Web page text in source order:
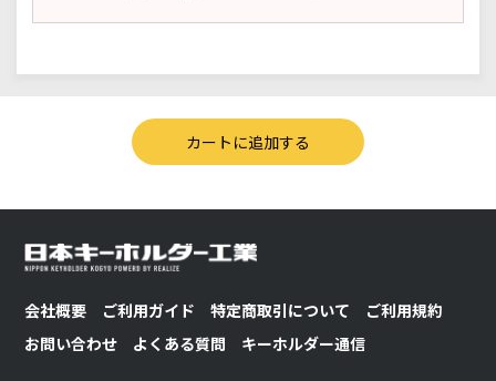
会社概要 ご利用ガイド 特定商取引について
ご利用規約
お問い合わせ
よくある質問 キーホルダー通信